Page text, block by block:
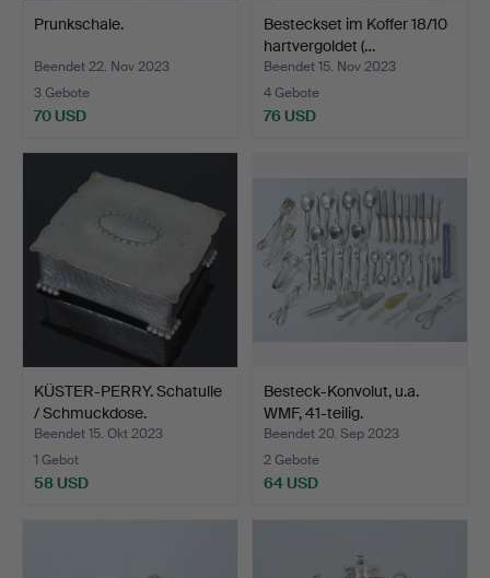
Prunkschale.
Beendet 22. Nov 2023
3 Gebote
70 USD
Besteckset im Koffer 18/10
hartvergoldet (…
Beendet 15. Nov 2023
4 Gebote
76 USD
KÜSTER-PERRY. Schatulle
/ Schmuckdose.
Beendet 15. Okt 2023
1 Gebot
58 USD
Besteck-Konvolut, u.a.
WMF, 41-teilig.
Beendet 20. Sep 2023
2 Gebote
64 USD